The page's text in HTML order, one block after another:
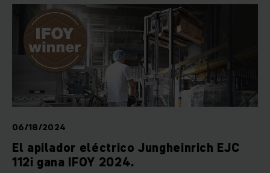
06/18/2024
El apilador eléctrico Jungheinrich EJC
112i gana IFOY 2024.